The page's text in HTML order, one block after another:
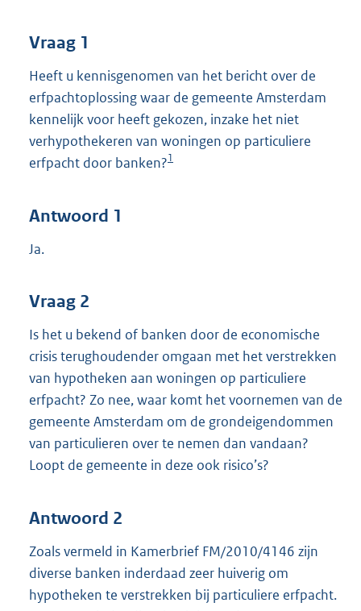
Vraag 1
Heeft u kennisgenomen van het bericht over de
erfpachtoplossing waar de gemeente Amsterdam
kennelijk voor heeft gekozen, inzake het niet
verhypothekeren van woningen op particuliere
erfpacht door banken?1
Antwoord 1
Ja.
Vraag 2
Is het u bekend of banken door de economische
crisis terughoudender omgaan met het verstrekken
van hypotheken aan woningen op particuliere
erfpacht? Zo nee, waar komt het voornemen van de
gemeente Amsterdam om de grondeigendommen
van particulieren over te nemen dan vandaan?
Loopt de gemeente in deze ook risico’s?
Antwoord 2
Zoals vermeld in Kamerbrief FM/2010/4146 zijn
diverse banken inderdaad zeer huiverig om
hypotheken te verstrekken bij particuliere erfpacht.